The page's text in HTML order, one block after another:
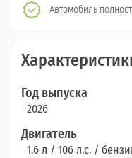
Автомобиль
Год выпуска
2026
Двигатель
1.6 л / 106 л.c. /